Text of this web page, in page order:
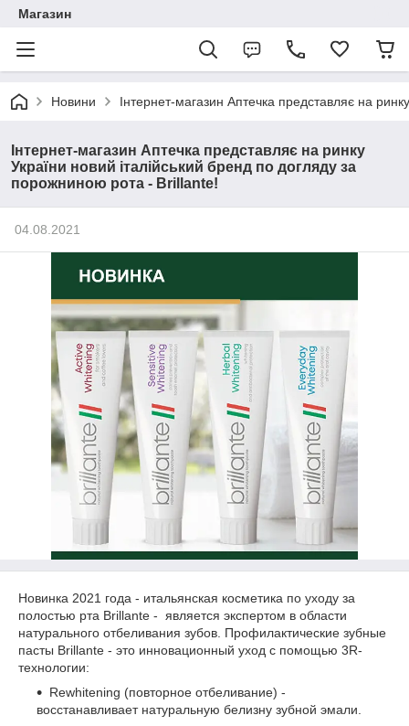
Магазин
Новини Інтернет-магазин Аптечка представляє на
Інтернет-магазин Аптечка представляє на ринку
України новий італійський бренд по догляду за
порожниною рота - Brillante!
04.08.2021
Новинка 2021 года - итальянская косметика по уходу за
полостью рта Brillante - является экспертом в области
натурального отбеливания зубов. Профилактические зубные
пасты Brillante - это инновационный уход с помощью 3R-
технологии:
Rewhitening (повторное отбеливание) -
восстанавливает натуральную белизну зубной эмали.